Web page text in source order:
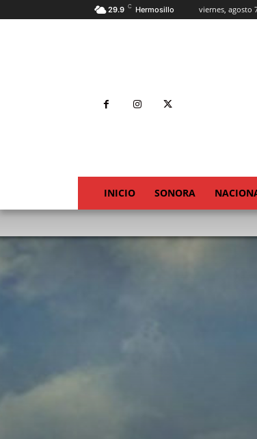
29.9 C Hermosillo viernes, agosto
INICIO SONORA